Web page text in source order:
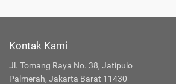
Kontak Kami
Jl. Tomang Raya No. 38, Jatipulo
Palmerah, Jakarta Barat 11430